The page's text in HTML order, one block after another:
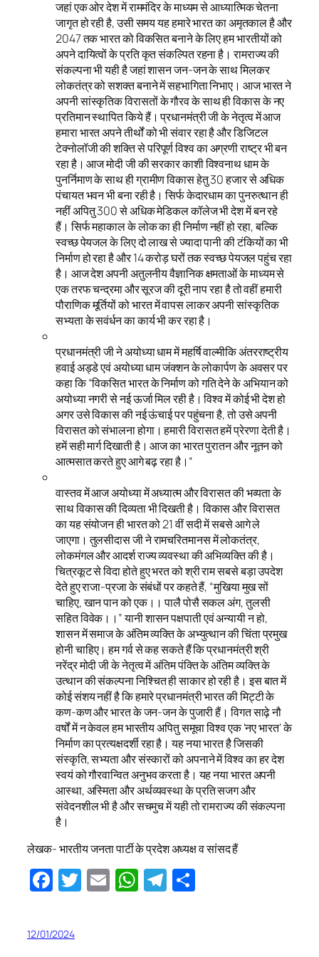
जहां एक ओर देश में राममंदिर के माध्यम से आध्यात्मिक चेतना
जागृत हो रही है, उसी समय यह हमारे भारत का अमृतकाल है और
2047 तक भारत को विकसित बनाने के लिए हम भारतीयों को
अपने दायित्वों के प्रति कृत संकल्पित रहना है। रामराज्य की
संकल्पना भी यही है जहां शासन जन-जन के साथ मिलकर
लोकतंत्र को सशक्त बनाने में सहभागिता निभाए। आज भारत ने
अपनी सांस्कृतिक विरासतों के गौरव के साथ ही विकास के नए
प्रतिमान स्थापित किये हैं। प्रधानमंत्री जी के नेतृत्व में आज
हमारा भारत अपने तीर्थों को भी संवार रहा है और डिजिटल
टेक्नोलॉजी की शक्ति से परिपूर्ण विश्व का अग्रणी राष्ट्र भी बन
रहा है। आज मोदी जी की सरकार काशी विश्वनाथ धाम के
पुनर्निमाण के साथ ही ग्रामीण विकास हेतु 30 हजार से अधिक
पंचायत भवन भी बना रही है। सिर्फ केदारधाम का पुनरुत्थान ही
नहीं अपितु 300 से अधिक मेडिकल कॉलेज भी देश में बन रहे
हैं। सिर्फ महाकाल के लोक का ही निर्माण नहीं हो रहा, बल्कि
स्वच्छ पेयजल के लिए दो लाख से ज्यादा पानी की टंकियों का भी
निर्माण हो रहा है और 14 करोड़ घरों तक स्वच्छ पेयजल पहुंच रहा
है। आज देश अपनी अतुलनीय वैज्ञानिक क्षमताओं के माध्यम से
एक तरफ चन्द्रमा और सूरज की दूरी नाप रहा है तो वहीं हमारी
पौराणिक मूर्तियों को भारत में वापस लाकर अपनी सांस्कृतिक
सभ्यता के सवंर्धन का कार्य भी कर रहा है।
प्रधानमंत्री जी ने अयोध्या धाम में महर्षि वाल्मीकि अंतरराष्ट्रीय
हवाई अड्डे एवं अयोध्या धाम जंक्शन के लोकार्पण के अवसर पर
कहा कि “विकसित भारत के निर्माण को गति देने के अभियान को
अयोध्या नगरी से नई ऊर्जा मिल रही है। विश्व में कोई भी देश हो
अगर उसे विकास की नई ऊंचाई पर पहुंचना है, तो उसे अपनी
विरासत को संभालना होगा। हमारी विरासत हमें प्रेरणा देती है।
हमें सही मार्ग दिखाती है। आज का भारत पुरातन और नूतन को
आत्मसात करते हुए आगे बढ़ रहा है।“
वास्तव में आज अयोध्या में अध्यात्म और विरासत की भव्यता के
साथ विकास की दिव्यता भी दिखती है। विकास और विरासत
का यह संयोजन ही भारत को 21 वीं सदी में सबसे आगे ले
जाएगा। तुलसीदास जी ने रामचरितमानस में लोकतंत्र,
लोकमंगल और आदर्श राज्य व्यवस्था की अभिव्यक्ति की है।
चित्रकूट से विदा होते हुए भरत को श्री राम सबसे बड़ा उपदेश
देते हुए राजा-प्रजा के संबंधों पर कहते हैं, “मुखिया मुख सों
चाहिए, खान पान को एक।। पालै पोसै सकल अंग, तुलसी
सहित विवेक।।” यानी शासन पक्षपाती एवं अन्यायी न हो,
शासन में समाज के अंतिम व्यक्ति के अभ्युत्थान की चिंता प्रमुख
होनी चाहिए। हम गर्व से कह सकते हैं कि प्रधानमंत्री श्री
नरेंद्र मोदी जी के नेतृत्व में अंतिम पंक्ति के अंतिम व्यक्ति के
उत्थान की संकल्पना निश्चित ही साकार हो रही है। इस बात में
कोई संशय नहीं है कि हमारे प्रधानमंत्री भारत की मिट्टी के
कण-कण और भारत के जन-जन के पुजारी हैं। विगत साढ़े नौ
वर्षों में न केवल हम भारतीय अपितु समूचा विश्व एक ‘नए भारत’ के
निर्माण का प्रत्यक्षदर्शी रहा है। यह नया भारत है जिसकी
संस्कृति, सभ्यता और संस्कारों को अपनाने में विश्व का हर देश
स्वयं को गौरवान्वित अनुभव करता है। यह नया भारत अपनी
आस्था, अस्मिता और अर्थव्यवस्था के प्रति सजग और
संवेदनशील भी है और सचमुच में यही तो रामराज्य की संकल्पना
है।
लेखक- भारतीय जनता पार्टी के प्रदेश अध्यक्ष व सांसद हैं
Facebook
Twitter
EmailWhatsApp
Telegram
12/01/2024